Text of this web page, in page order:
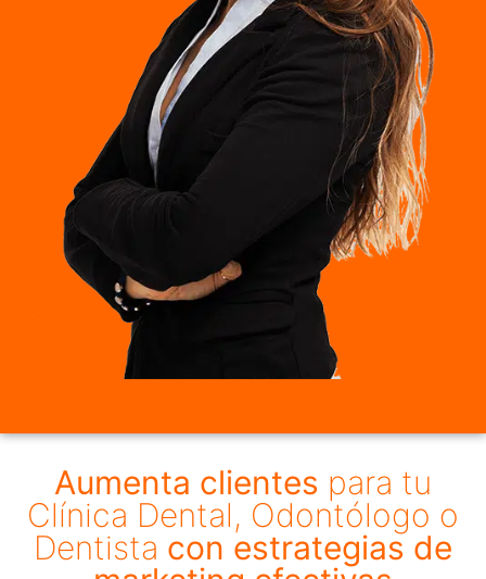
Aumenta clientes para tu
Clínica Dental, Odontólogo o
Dentista con estrategias de